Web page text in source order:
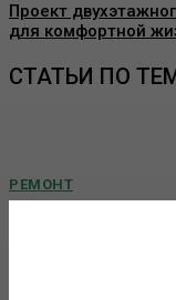
Проект
для комфортной
СТАТЬИ ПО
РЕМОНТ